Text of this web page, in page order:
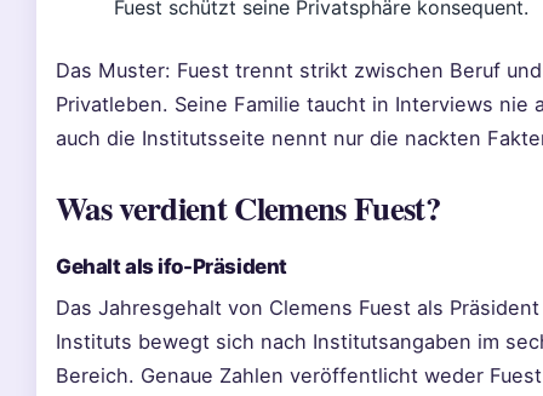
Fuest schützt seine Privatsphäre konsequent.
Das Muster: Fuest trennt strikt zwischen Beruf und
Privatleben. Seine Familie taucht in Interviews nie
auch die Institutsseite nennt nur die nackten
Was verdient Clemens Fuest?
Gehalt als ifo-Präsident
Das Jahresgehalt von Clemens Fuest als
Instituts bewegt sich nach Institutsangaben im
Bereich. Genaue Zahlen veröffentlicht weder